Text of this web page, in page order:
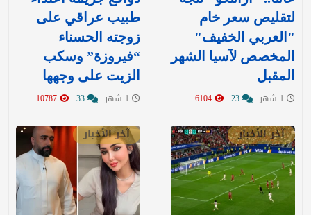
لتقليص سعر خام
"العربي الخفيف"
المخصص لآسيا الشهر
المقبل
طبيب عراقي على
زوجته الحسناء
“فيروزة” وسكب
الزيت على وجهها
آخر الأخبار آخر الأخبار